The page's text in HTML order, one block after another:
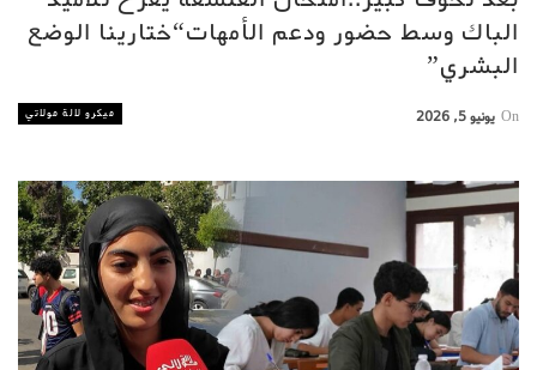
الباك وسط حضور ودعم الأمهات“ختارينا الوضع
البشري”
ميكرو لالة مولاتي On يونيو 5, 2026